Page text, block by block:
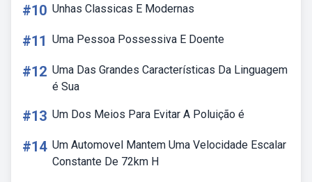
#10 Unhas Classicas E Modernas
#11 Uma Pessoa Possessiva E Doente
#12 Uma Das Grandes Características Da Linguagem
é Sua
#13 Um Dos Meios Para Evitar A Poluição é
#14 Um Automovel Mantem Uma Velocidade Escalar
Constante De 72km H